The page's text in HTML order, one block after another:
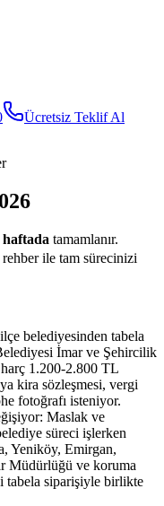
Ücretsiz Teklif Al
haftada tamamlanır.
rehber ile tam sürecinizi
belediyesinden tabela
İmar ve Şehircilik
1.200-2.800 TL
kira sözleşmesi, vergi
fotoğrafı isteniyor.
Maslak ve
süreci işlerken
Yeniköy, Emirgan,
Müdürlüğü ve koruma
tabela siparişiyle birlikte